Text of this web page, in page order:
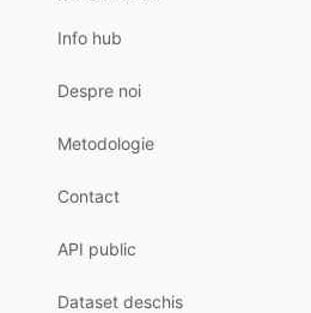
Info hub
Despre noi
Metodologie
Contact
API public
Dataset deschis